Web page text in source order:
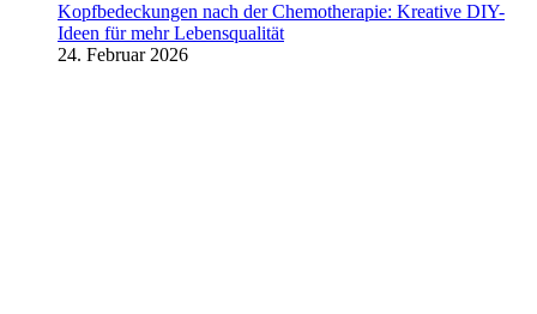
Kopfbedeckungen nach der Chemotherapie: Kreative DIY-
Ideen für mehr Lebensqualität
24. Februar 2026